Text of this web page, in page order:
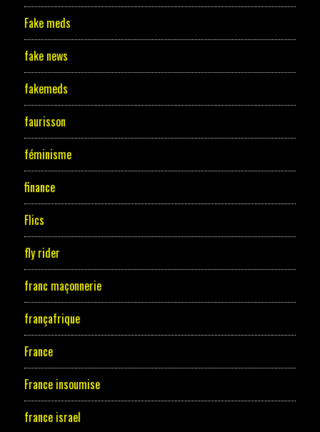
Fake meds
fake news
fakemeds
faurisson
féminisme
finance
Flics
fly rider
franc maçonnerie
françafrique
France
France insoumise
france israel